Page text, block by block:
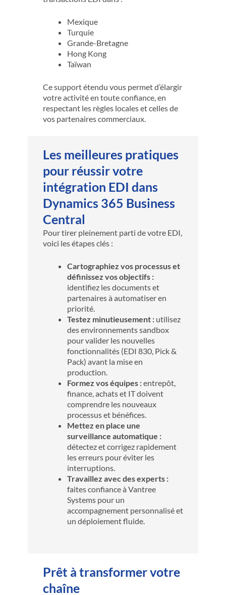
Mexique
Turquie
Grande-Bretagne
Hong Kong
Taïwan
Ce support étendu vous permet d’élargir
votre activité en toute confiance, en
respectant les règles locales et celles de
vos partenaires commerciaux.
Les meilleures pratiques
pour réussir votre
intégration EDI dans
Dynamics 365 Business
Central
Pour tirer pleinement parti de votre EDI,
voici les étapes clés :
Cartographiez vos processus et
définissez vos objectifs :
identifiez les documents et
partenaires à automatiser en
priorité.
Testez minutieusement : utilisez
des environnements sandbox
pour valider les nouvelles
fonctionnalités (EDI 830, Pick &
Pack) avant la mise en
production.
Formez vos équipes :entrepôt,
finance, achats et IT doivent
comprendre les nouveaux
processus et bénéfices.
Mettez en place une
surveillance automatique :
détectez et corrigez rapidement
les erreurs pour éviter les
interruptions.
Travaillez avec des experts :
faites confiance à Vantree
Systems pour un
accompagnement personnalisé et
un déploiement fluide.
Prêt à transformer votre
chaîne